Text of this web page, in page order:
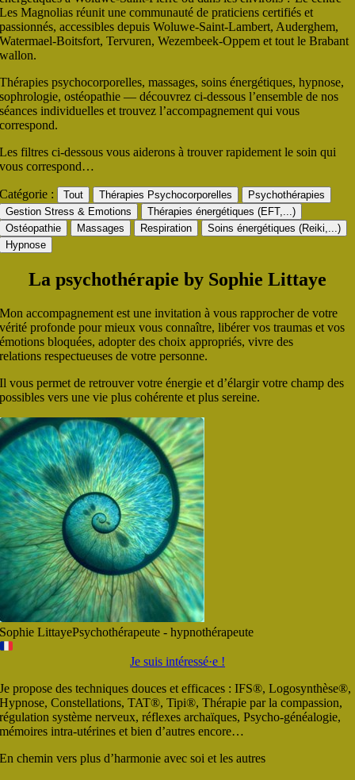
Les Magnolias réunit une communauté de praticiens certifiés et
passionnés, accessibles depuis Woluwe-Saint-Lambert, Auderghem,
Watermael-Boitsfort, Tervuren, Wezembeek-Oppem et tout le Brabant
wallon.
Thérapies psychocorporelles, massages, soins énergétiques, hypnose,
sophrologie, ostéopathie — découvrez ci-dessous l’ensemble de nos
séances individuelles et trouvez l’accompagnement qui vous
correspond.
Les filtres ci-dessous vous aiderons à trouver rapidement le soin qui
vous correspond…
Catégorie : Tout Thérapies Psychocorporelles
Psychothérapies
Gestion Stress & Emotions
Thérapies énergétiques (EFT,...)
Ostéopathie
Massages Respiration
Soins énergétiques (Reiki,...)
Hypnose
La psychothérapie by Sophie Littaye
Mon accompagnement est une invitation à vous rapprocher de votre
vérité profonde pour mieux vous connaître, libérer vos traumas et vos
émotions bloquées, adopter des choix appropriés, vivre des
relations respectueuses de votre personne.
Il vous permet de retrouver votre énergie et d’élargir votre champ des
possibles vers une vie plus cohérente et plus sereine.
Sophie LittayePsychothérapeute - hypnothérapeute
Je suis intéressé·e !
Je propose des techniques douces et efficaces : IFS®, Logosynthèse®,
Hypnose, Constellations, TAT®, Tipi®, Thérapie par la compassion,
régulation système nerveux, réflexes archaïques, Psycho-généalogie,
mémoires intra-utérines et bien d’autres encore…
En chemin vers plus d’harmonie avec soi et les autres